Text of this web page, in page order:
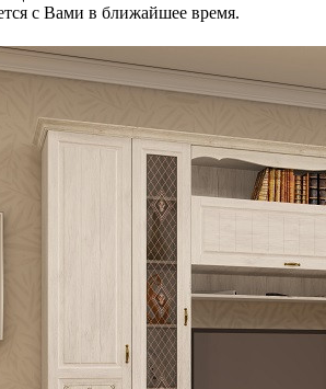
с Вами в ближайшее время.